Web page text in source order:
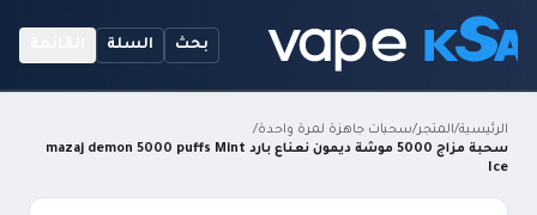
بحث السلة
الرئيسية/المتجر/سحبات جاهزة لمرة واحدة/
سحبة مزاج 5000 موشة ديمون نعناع بارد mazaj demon 5000 puffs Mint
Ice